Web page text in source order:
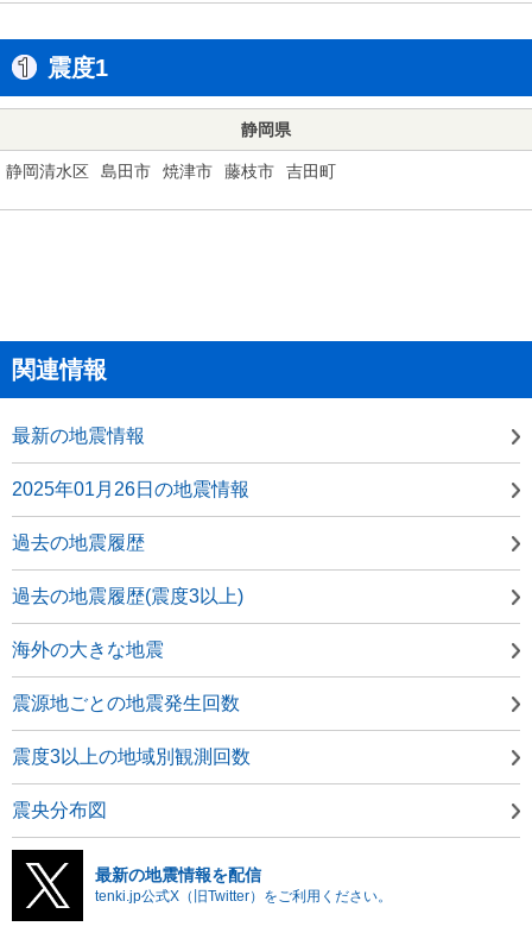
震度1
静岡県
静岡清水区 島田市 焼津市 藤枝市 吉田町
関連情報
最新の地震情報
2025年01月26日の地震情報
過去の地震履歴
過去の地震履歴(震度3以上)
海外の大きな地震
震源地ごとの地震発生回数
震度3以上の地域別観測回数
震央分布図
最新の地震情報を配信
tenki.jp公式X（旧Twitter）をご利用ください。